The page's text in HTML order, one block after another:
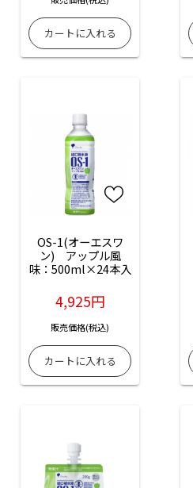
OS-1(オーエスワ
ン)　アップル風
味：500ml×24本入
4,925円
販売価格(税込)